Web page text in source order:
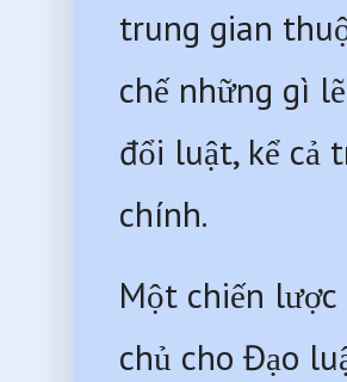
trung gian
chế những gì
đổi luật, kể cả
chính.
Một chiến
chủ cho Đạo